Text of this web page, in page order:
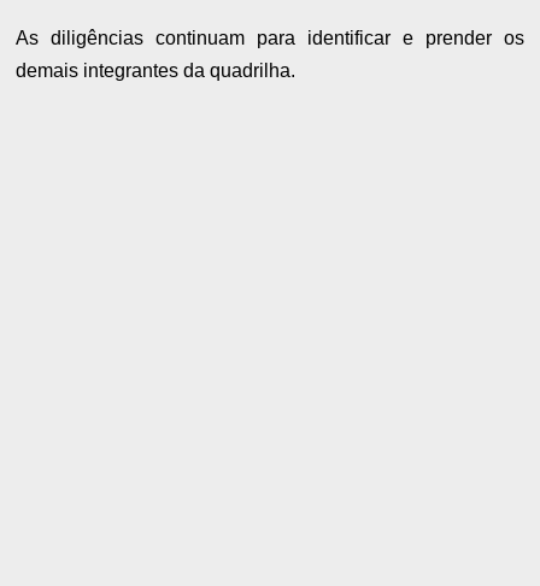
As diligências continuam para identificar e prender os
demais integrantes da quadrilha.